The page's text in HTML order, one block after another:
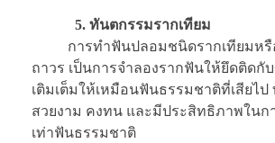
5. ทันตกรรมรากเทียม
การทำฟันปลอมชนิดรากเทียมห
ถาวร เป็นการจำลองรากฟันให้ยึดติดกั
เติมเต็มให้เหมือนฟันธรรมชาติที่เสียไป
สวยงาม คงทน และมีประสิทธิภาพในก
เท่าฟันธรรมชาติ